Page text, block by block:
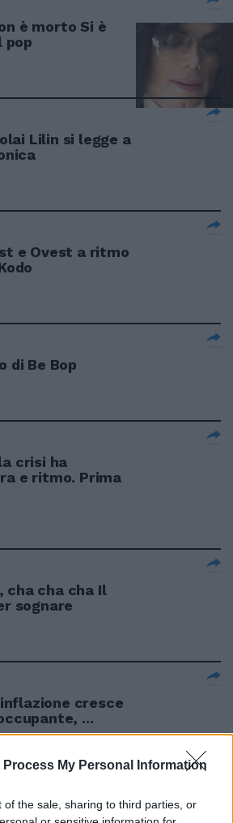
Process My Personal Information
of the sale, sharing to third parties, or
è morto Si è
pop
Lilin si legge a
e Ovest a ritmo
di Be Bop
crisi ha
e ritmo. Prima
cha cha cha Il
sognare
cresce
...
nessun